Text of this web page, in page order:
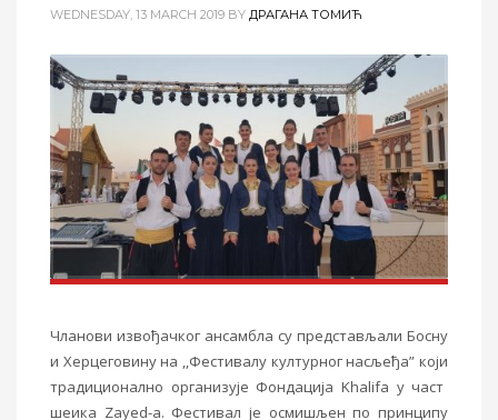
WEDNESDAY, 13 MARCH 2019 BY ДРАГАНА ТОМИЋ
Чланови извођачког ансамбла су представљали Босну
и Херцеговину на ,,Фестивалу културног насљеђа” који
традиционално организује Фондација Khalifa у част
шеика Zayed-a. Фестивал је осмишљен по принципу